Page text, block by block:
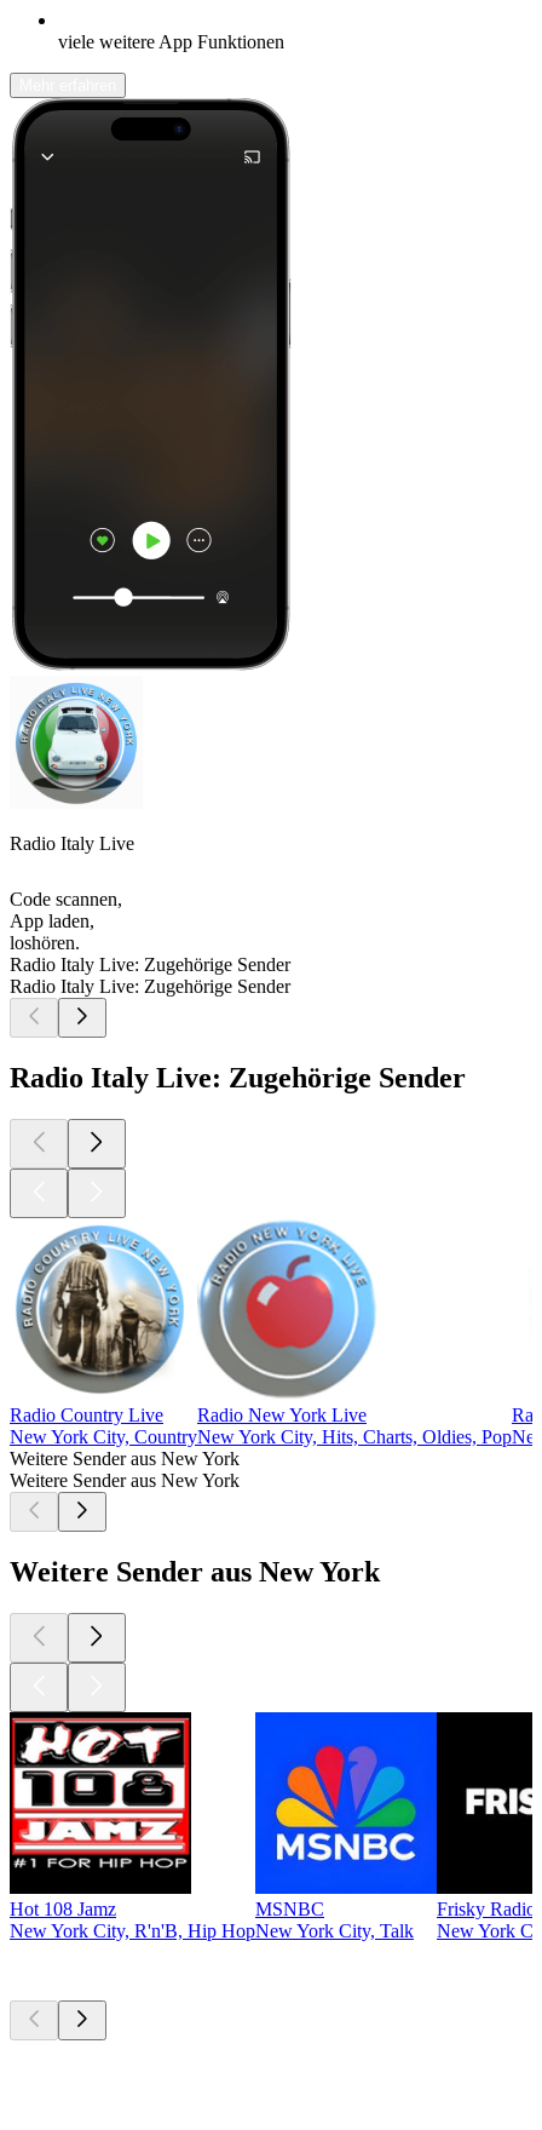
viele weitere App Funktionen
Radio Italy Live
Code scannen,
App laden,
loshören.
Radio Italy Live: Zugehörige Sender
Radio Italy Live: Zugehörige Sender
Radio Italy Live: Zugehörige Sender
Radio Country Live
New York City, Country
Radio New York Live
New York City, Hits, Charts, Oldies, Pop
Weitere Sender aus New York
Weitere Sender aus New York
Weitere Sender aus New York
Hot 108 Jamz
New York City, R'n'B, Hip Hop
MSNBC
New York City, Talk
Frisky Radio
New York